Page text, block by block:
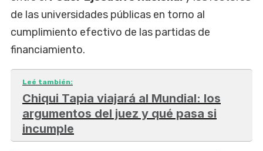
de las universidades públicas en torno al
cumplimiento efectivo de las partidas de
financiamiento.
Leé también:
Chiqui Tapia viajará al Mundial: los
argumentos del juez y qué pasa si
incumple